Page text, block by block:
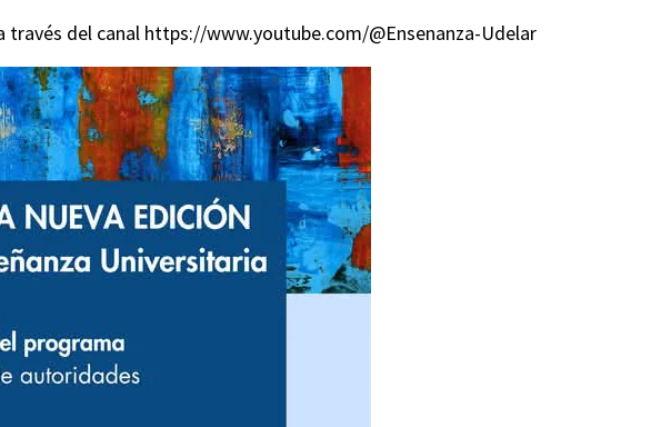
del canal https://www.youtube.com/@Ensenanza-Udelar